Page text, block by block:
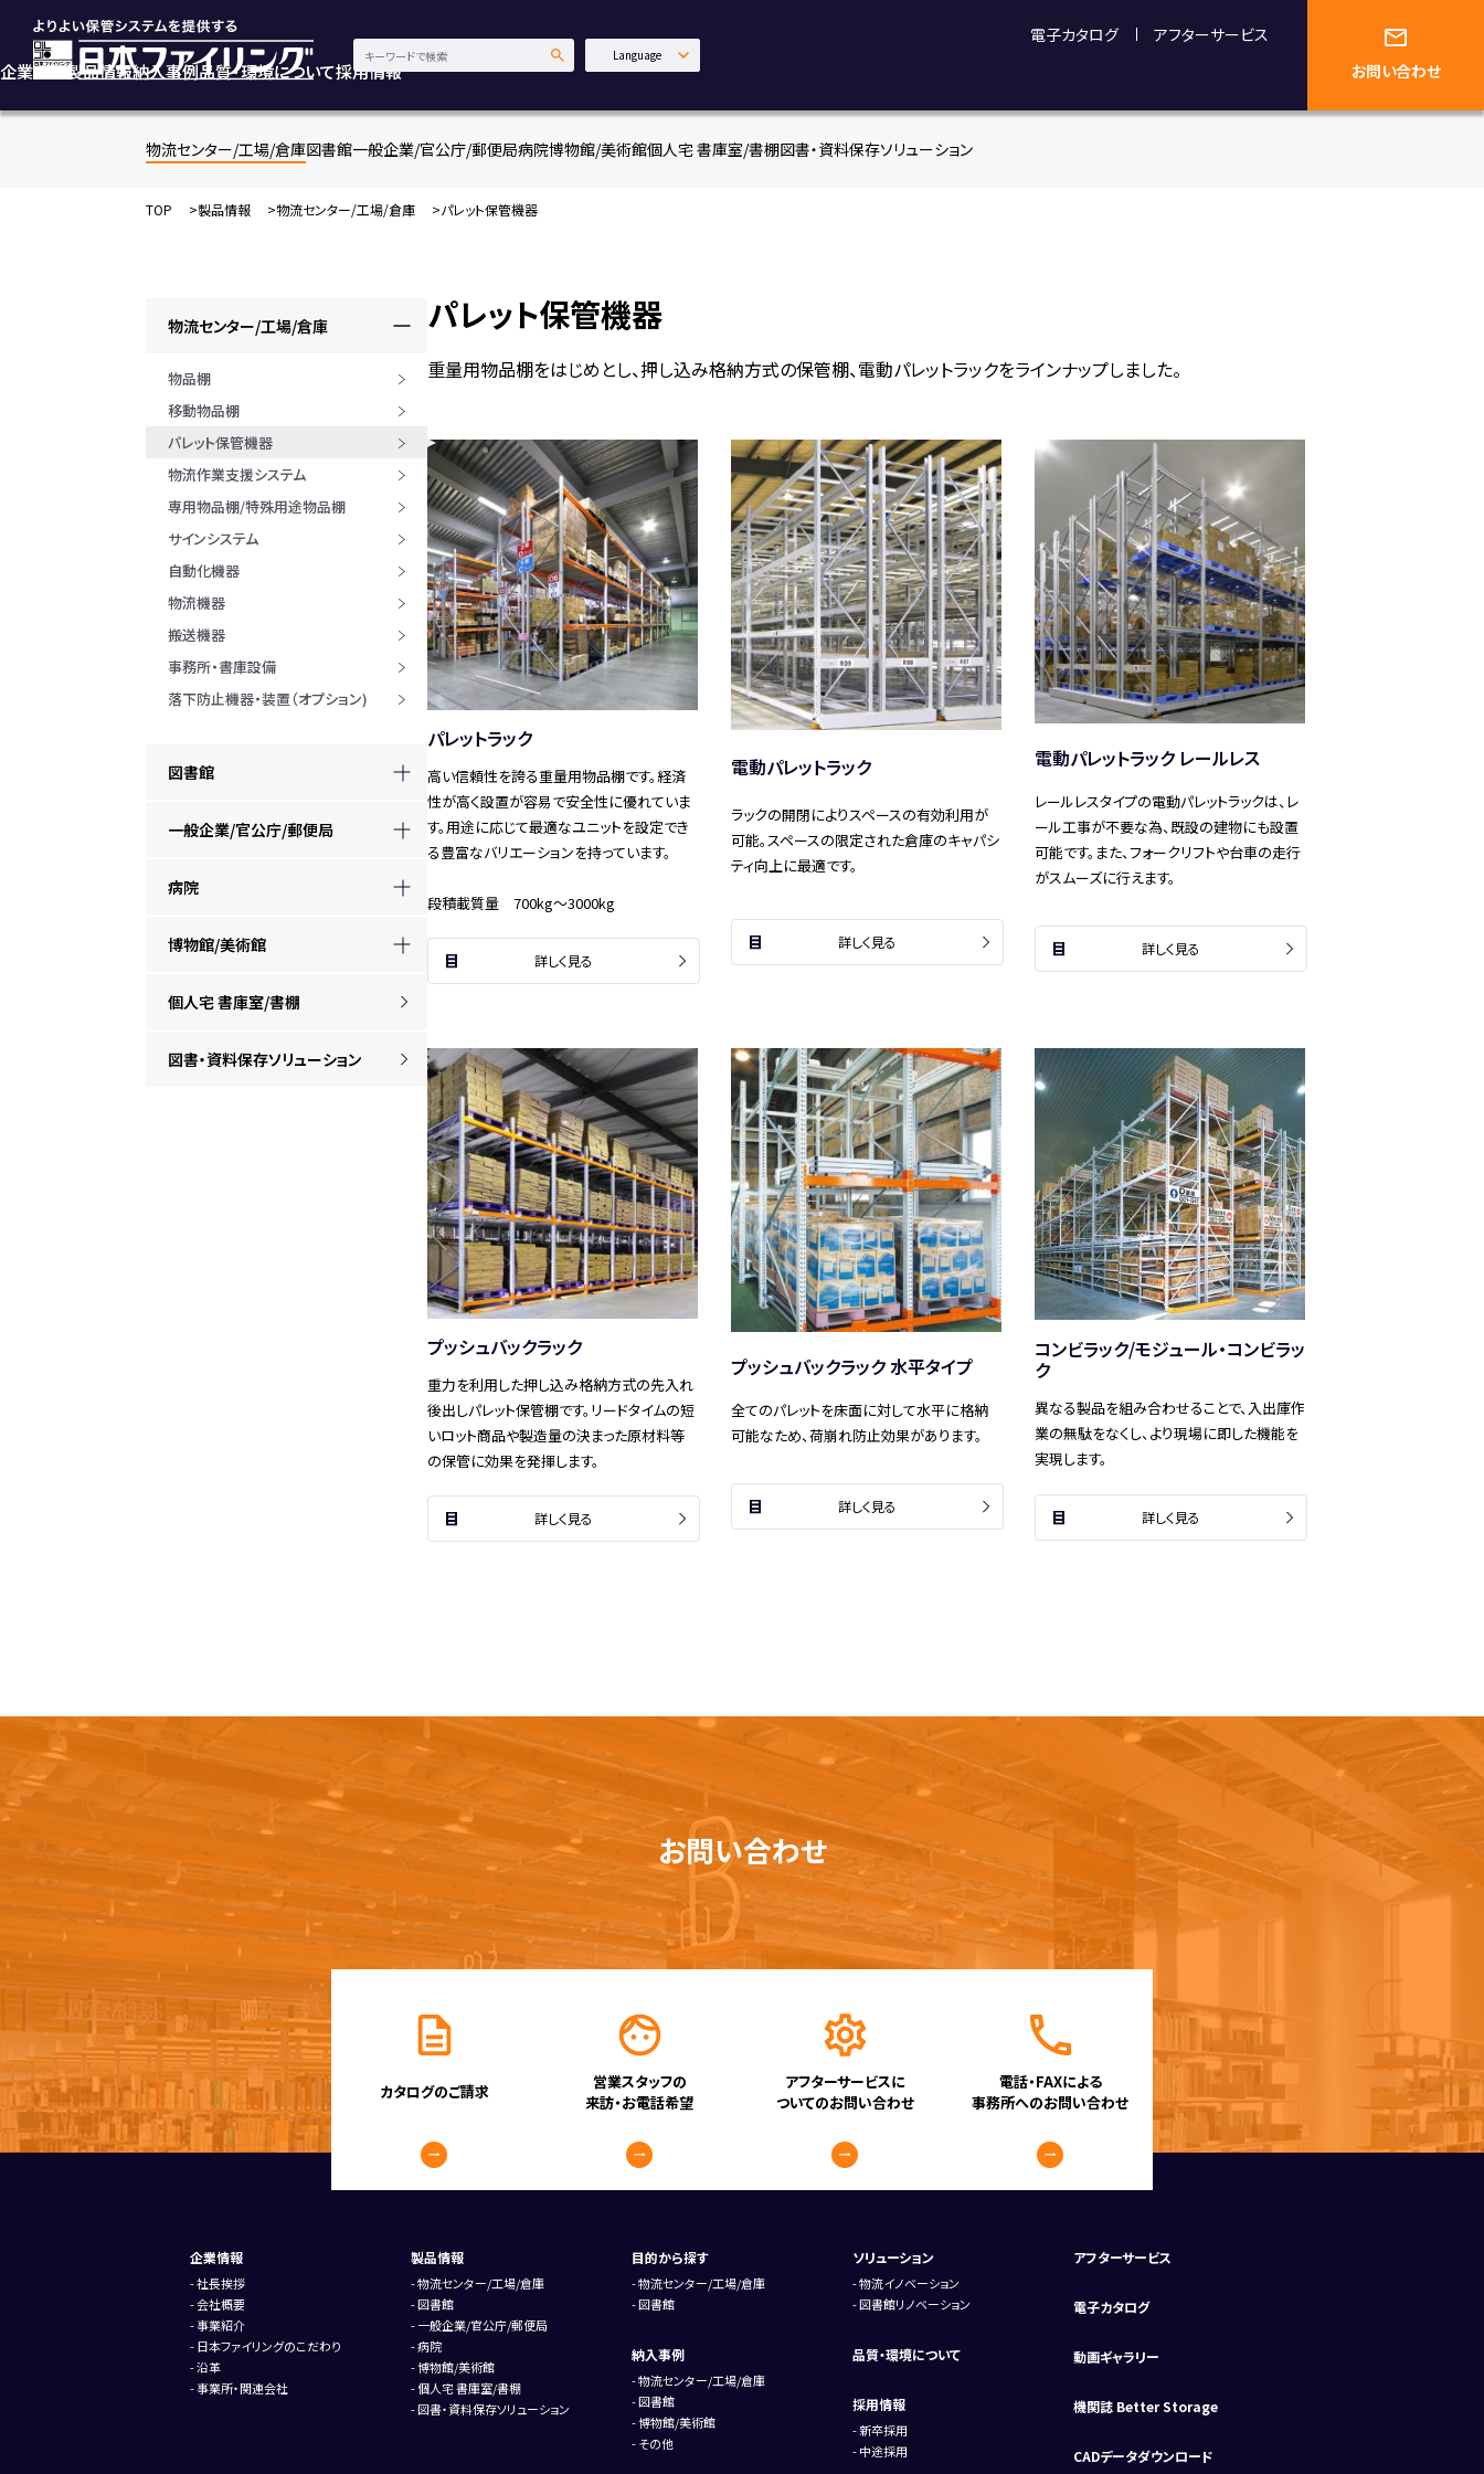
Language
English
中文繁體
電子カタログ
アフターサービス
お問い合わせ
企業情報製品情報納入事例品質・環境について採用情報
物流センター/工場/倉庫図書館一般企業/官公庁/郵便局病院博物館/美術館個人宅 書庫室/書棚図書・資料保存ソリューション
TOP 製品情報 物流センター/工場/倉庫 パレット保管機器
パレット保管機器
重量用物品棚をはじめとし、押し込み格納方式の保管棚、電動パレットラックをラインナップしました。
パレットラック
高い信頼性を誇る重量用物品棚です。経済
性が高く設置が容易で安全性に優れていま
す。用途に応じて最適なユニットを設定でき
る豊富なバリエーションを持っています。
段積載質量 700kg～3000kg
詳しく見る
電動パレットラック
ラックの開閉によりスペースの有効利用が
可能。スペースの限定された倉庫のキャパシ
ティ向上に最適です。
詳しく見る
電動パレットラック レールレス
レールレスタイプの電動パレットラックは、レ
ール工事が不要な為、既設の建物にも設置
可能です。また、フォークリフトや台車の走行
がスムーズに行えます。
詳しく見る
プッシュバックラック
重力を利用した押し込み格納方式の先入れ
後出しパレット保管棚です。リードタイムの短
いロット商品や製造量の決まった原材料等
の保管に効果を発揮します。
詳しく見る
プッシュバックラック 水平タイプ
全てのパレットを床面に対して水平に格納
可能なため、荷崩れ防止効果があります。
詳しく見る
コンビラック/モジュール・コンビラッ
ク
異なる製品を組み合わせることで、入出庫作
業の無駄をなくし、より現場に即した機能を
実現します。
詳しく見る
物流センター/工場/倉庫
物品棚
移動物品棚
パレット保管機器
物流作業支援システム
専用物品棚/特殊用途物品棚
サインシステム
自動化機器
物流機器
搬送機器
事務所・書庫設備
落下防止機器・装置（オプション)
図書館
一般企業/官公庁/郵便局
病院
博物館/美術館
個人宅 書庫室/書棚
図書・資料保存ソリューション
お問い合わせ
カタログのご請求
営業スタッフの
来訪・お電話希望
アフターサービスに
ついてのお問い合わせ
電話・FAXによる
事務所へのお問い合わせ
企業情報
社長挨拶
会社概要
事業紹介
日本ファイリングのこだわり
沿革
事業所・関連会社
製品情報
物流センター/工場/倉庫
図書館
一般企業/官公庁/郵便局
病院
博物館/美術館
個人宅 書庫室/書棚
図書・資料保存ソリューション
目的から探す
物流センター/工場/倉庫
図書館
納入事例
物流センター/工場/倉庫
図書館
博物館/美術館
その他
ソリューション
物流イノベーション
図書館リノベーション
品質・環境について
採用情報
新卒採用
中途採用
アフターサービス
電子カタログ
動画ギャラリー
機関誌 Better Storage
CADデータダウンロード